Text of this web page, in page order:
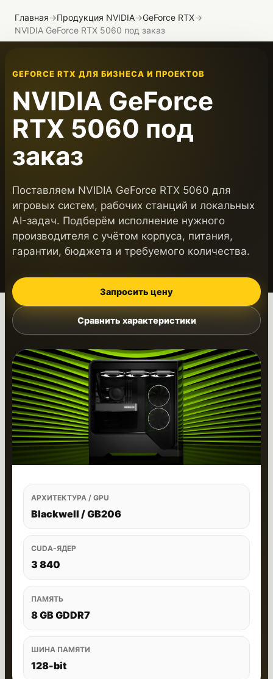
Главная→Продукция NVIDIA→GeForce RTX→
NVIDIA GeForce RTX 5060 под заказ
GEFORCE RTX ДЛЯ БИЗНЕСА И ПРОЕКТОВ
NVIDIA GeForce
RTX 5060 под
заказ
Поставляем NVIDIA GeForce RTX 5060 для
игровых систем, рабочих станций и локальных
AI-задач. Подберём исполнение нужного
производителя с учётом корпуса, питания,
гарантии, бюджета и требуемого количества.
Запросить цену
Сравнить характеристики
АРХИТЕКТУРА / GPU
Blackwell / GB206
CUDA-ЯДЕР
3 840
ПАМЯТЬ
8 GB GDDR7
ШИНА ПАМЯТИ
128-bit